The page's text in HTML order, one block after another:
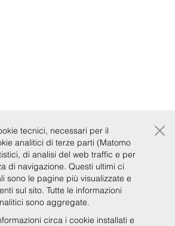
tecnici, necessari per il
analitici di terze parti (Matomo
di analisi del web traffic e per
di navigazione. Questi ultimi ci
sono le pagine più visualizzate e
sul sito. Tutte le informazioni
sono aggregate.
circa i cookie installati e
×